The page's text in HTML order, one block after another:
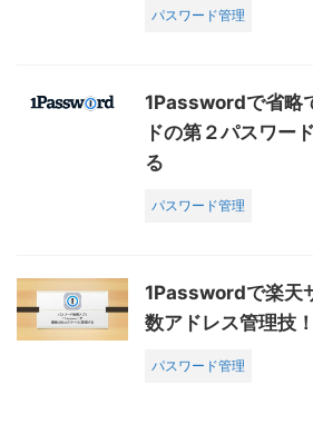
パスワード管理
1Passwordで省略
ドの第２パスワー
る
パスワード管理
1Passwordで楽天
数アドレス管理技！
パスワード管理